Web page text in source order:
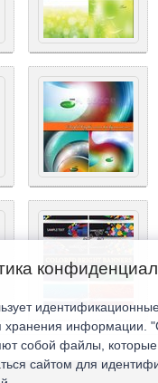
хранения информации.
собой файлы, которые
сайтом для